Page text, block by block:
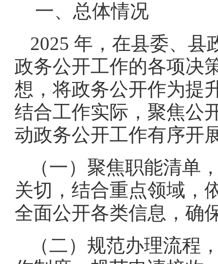
一、总体情况
2025 年，在县委、县
政务公开工作的各项决
想，将政务公开作为提
结合工作实际，聚焦公
动政务公开工作有序开
（一）聚焦职能清单
关切，结合重点领域，
全面公开各类信息，确
（二）规范办理流程